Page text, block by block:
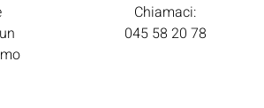
Chiamaci:
045 58 20 78